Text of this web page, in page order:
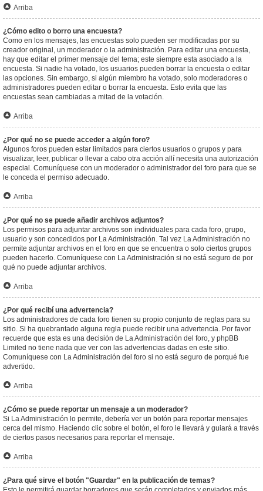
Arriba
¿Cómo edito o borro una encuesta?
Como en los mensajes, las encuestas solo pueden ser modificadas por su
creador original, un moderador o la administración. Para editar una encuesta,
hay que editar el primer mensaje del tema; este siempre esta asociado a la
encuesta. Si nadie ha votado, los usuarios pueden borrar la encuesta o editar
las opciones. Sin embargo, si algún miembro ha votado, solo moderadores o
administradores pueden editar o borrar la encuesta. Esto evita que las
encuestas sean cambiadas a mitad de la votación.
Arriba
¿Por qué no se puede acceder a algún foro?
Algunos foros pueden estar limitados para ciertos usuarios o grupos y para
visualizar, leer, publicar o llevar a cabo otra acción allí necesita una autorización
especial. Comuníquese con un moderador o administrador del foro para que se
le conceda el permiso adecuado.
Arriba
¿Por qué no se puede añadir archivos adjuntos?
Los permisos para adjuntar archivos son individuales para cada foro, grupo,
usuario y son concedidos por La Administración. Tal vez La Administración no
permite adjuntar archivos en el foro en que se encuentra o solo ciertos grupos
pueden hacerlo. Comuníquese con La Administración si no está seguro de por
qué no puede adjuntar archivos.
Arriba
¿Por qué recibí una advertencia?
Los administradores de cada foro tienen su propio conjunto de reglas para su
sitio. Si ha quebrantado alguna regla puede recibir una advertencia. Por favor
recuerde que esta es una decisión de La Administración del foro, y phpBB
Limited no tiene nada que ver con las advertencias dadas en este sitio.
Comuníquese con La Administración del foro si no está seguro de porqué fue
advertido.
Arriba
¿Cómo se puede reportar un mensaje a un moderador?
Si La Administración lo permite, debería ver un botón para reportar mensajes
cerca del mismo. Haciendo clic sobre el botón, el foro le llevará y guiará a través
de ciertos pasos necesarios para reportar el mensaje.
Arriba
¿Para qué sirve el botón "Guardar" en la publicación de temas?